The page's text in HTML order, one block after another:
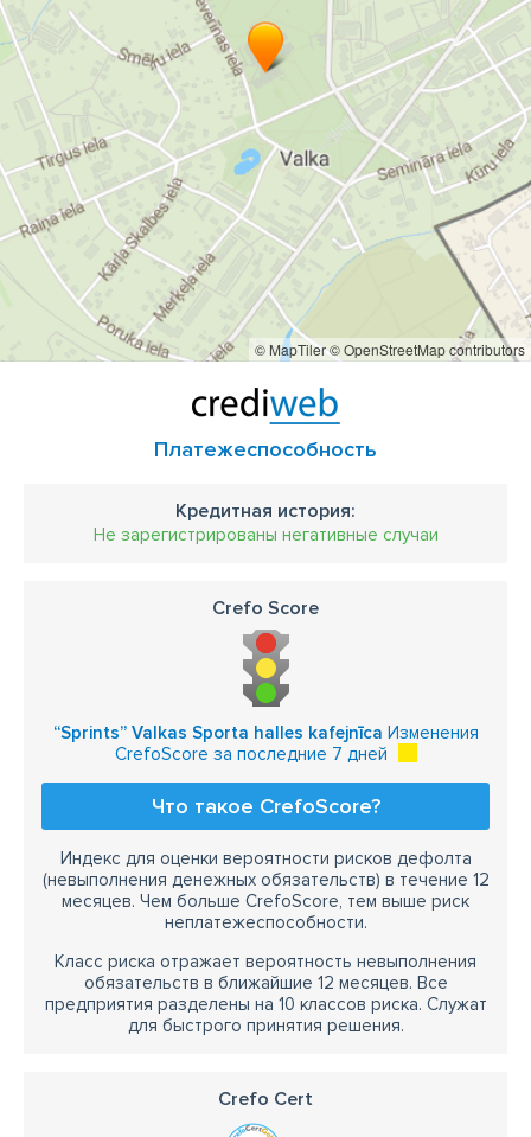
© MapTiler© OpenStreetMap contributors
Платежеспособность
Кредитная история:
Не зарегистрированы негативные случаи
Crefo Score
“Sprints” Valkas Sporta halles kafejnīca Изменения
CrefoScore за последние 7 дней
Что такое CrefoScore?
Индекс для оценки вероятности рисков дефолта
(невыполнения денежных обязательств) в течение 12
месяцев. Чем больше CrefoScore, тем выше риск
неплатежеспособности.
Класс риска отражает вероятность невыполнения
обязательств в ближайшие 12 месяцев. Все
предприятия разделены на 10 классов риска. Служат
для быстрого принятия решения.
Crefo Cert